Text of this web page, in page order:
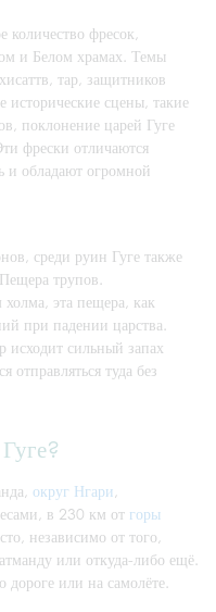
количество фресок,
и Белом храмах. Темы
тар, защитников
сцены, такие
поклонение царей Гуге
фрески отличаются
и обладают огромной
среди руин Гуге также
трупов.
эта пещера, как
при падении царства.
исходит сильный запах
отправляться туда без
округ Нгари,
в 230 км от горы
независимо от того,
или откуда-либо ещё.
дороге или на самолёте.